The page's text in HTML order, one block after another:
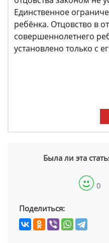
Единственное
ребёнка. Отцовство в
совершеннолетнего
установлено только с
Была ли эта
0
Поделиться: